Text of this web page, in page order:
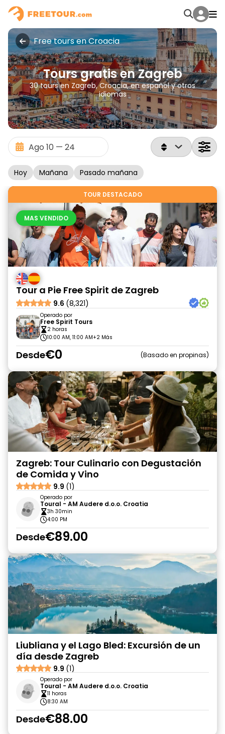
Free tours en Croacia
Tours gratis en Zagreb
30 tours en Zagreb, Croacia, en español y otros
idiomas
Hoy Mañana Pasado mañana
TOUR DESTACADO
MAS VENDIDO
Tour a Pie Free Spirit de Zagreb
9.6 (8,321)
Operado por
Free Spirit Tours
2 horas
10:00 AM, 11:00 AM+2 Más
Desde€0 Basado en propinas
Zagreb: Tour Culinario con Degustación
de Comida y Vino
9.9 (1)
Operado por
Toural - AM Audere d.o.o. Croatia
3h 30min
4:00 PM
Desde€89.00
Liubliana y el Lago Bled: Excursión de un
día desde Zagreb
9.9 (1)
Operado por
Toural - AM Audere d.o.o. Croatia
11 horas
8:30 AM
Desde€88.00